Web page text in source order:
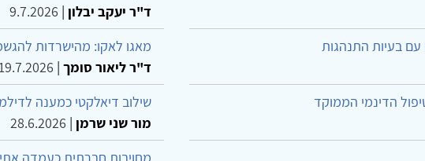
בעיות התנהגות
הדינמי הממוקד
ד"ר יעקב יבלון |
9.7.2026
מאגו לאקו: מהישרדות
ד"ר ליאור סומך |
שילוב דיאלקטי כמענה
מור שני שרמן |
28.6.2026
מחויבות חברתית כעמדה